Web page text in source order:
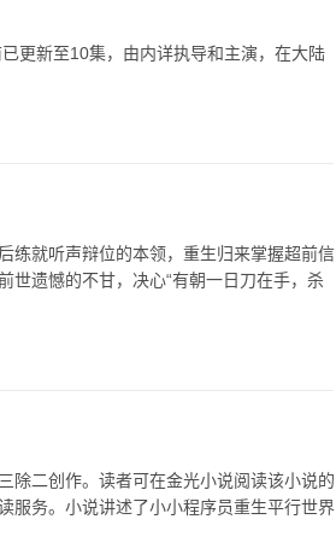
更新至10集，由内详执导和主演，在大陆
练就听声辩位的本领，重生归来掌握超前信
世遗憾的不甘，决心“有朝一日刀在手，杀
除二创作。读者可在金光小说阅读该小说的
服务。小说讲述了小小程序员重生平行世界